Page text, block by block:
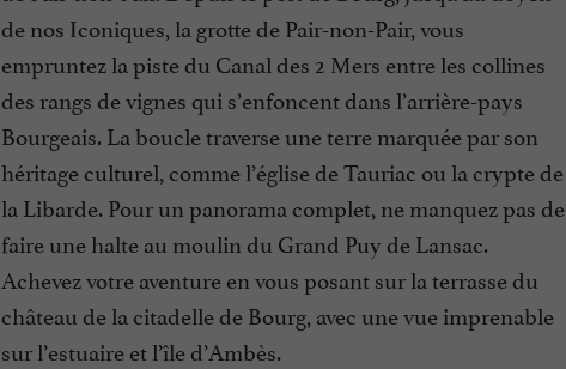
de nos Iconiques, la grotte de Pair-non-Pair, vous
empruntez la piste du Canal des 2 Mers entre les collines
des rangs de vignes qui s’enfoncent dans l’arrière-pays
Bourgeais. La boucle traverse une terre marquée par son
héritage culturel, comme l’église de Tauriac ou la crypte de
la Libarde. Pour un panorama complet, ne manquez pas de
faire une halte au moulin du Grand Puy de Lansac.
Achevez votre aventure en vous posant sur la terrasse du
château de la citadelle de Bourg, avec une vue imprenable
sur l’estuaire et l’île d’Ambès.